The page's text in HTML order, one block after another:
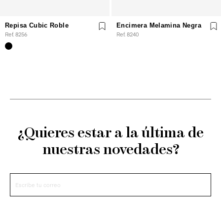
Repisa Cubic Roble
Ref. 8256
Encimera Melamina Negra
Ref. 8240
¿Quieres estar a la última de
nuestras novedades?